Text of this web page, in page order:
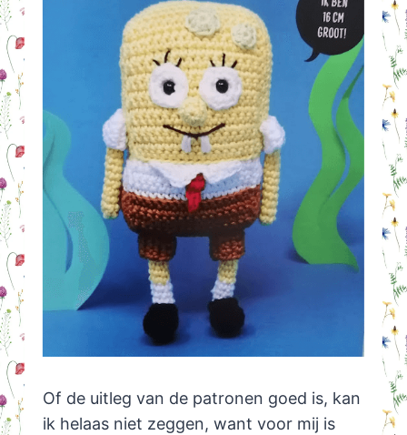
Of de uitleg van de patronen goed is, kan
ik helaas niet zeggen, want voor mij is